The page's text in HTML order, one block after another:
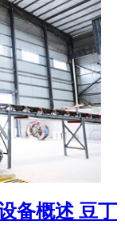
备概述 豆丁